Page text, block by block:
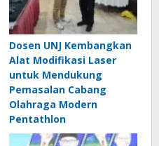
Dosen UNJ Kembangkan
Alat Modifikasi Laser
untuk Mendukung
Pemasalan Cabang
Olahraga Modern
Pentathlon